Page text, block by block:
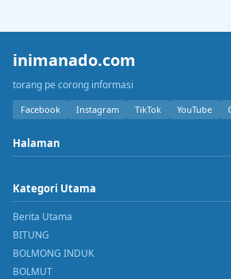
inimanado.com
torang pe corong informasi
Facebook Instagram TikTok YouTube
Halaman
Kategori Utama
Berita Utama
BITUNG
BOLMONG INDUK
BOLMUT